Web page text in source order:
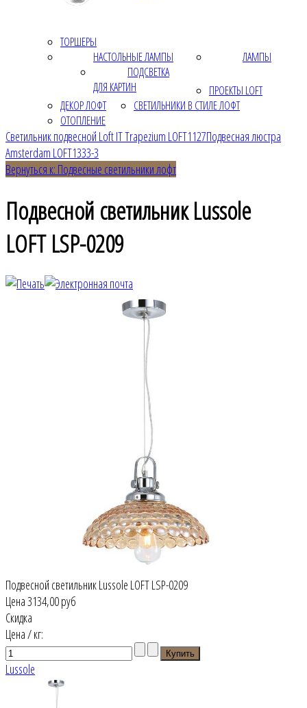
ТОРШЕРЫ
НАСТОЛЬНЫЕ ЛАМПЫ
ПОДСВЕТКА
ДЛЯ КАРТИН
ЛАМПЫ
ПРОЕКТЫ LOFT
ДЕКОР ЛОФТ
СВЕТИЛЬНИКИ В СТИЛЕ ЛОФТ
ОТОПЛЕНИЕ
Светильник подвесной Loft IT Trapezium LOFT1127Подвесная люстра
Amsterdam LOFT1333-3
Вернуться к: Подвесные светильники лофт
Подвесной светильник Lussole
LOFT LSP-0209
Подвесной светильник Lussole LOFT LSP-0209
Цена3134,00 руб
Скидка
Цена / кг:
Lussole